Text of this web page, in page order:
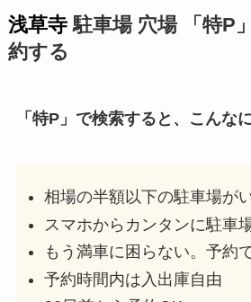
浅草寺駐車場 穴場 「特P
約する
「特P」で検索すると、こんな
相場の半額以下の駐車場が
スマホからカンタンに駐車
もう満車に困らない。予約
予約時間内は入出庫自由